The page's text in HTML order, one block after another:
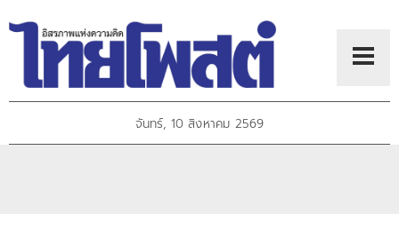
จันทร์, 10 สิงหาคม 2569